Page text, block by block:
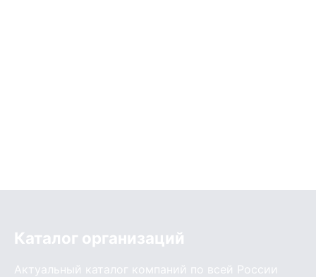
Каталог организаций
Актуальный каталог компаний по всей России